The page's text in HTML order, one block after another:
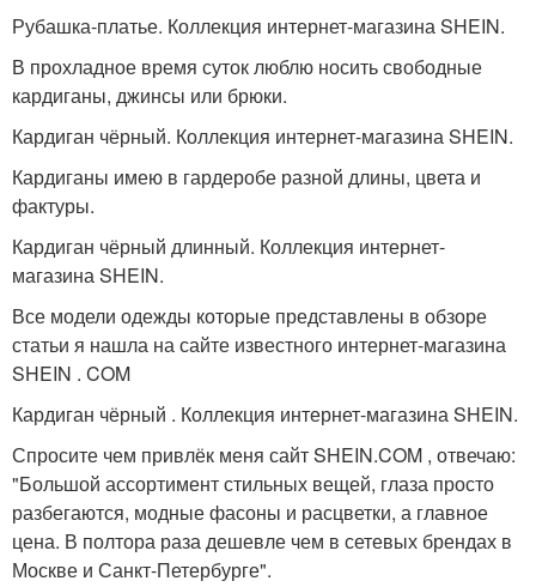
Рубашка-платье. Коллекция интернет-магазина SHEIN.
В прохладное время суток люблю носить свободные
кардиганы, джинсы или брюки.
Кардиган чёрный. Коллекция интернет-магазина SHEIN.
Кардиганы имею в гардеробе разной длины, цвета и
фактуры.
Кардиган чёрный длинный. Коллекция интернет-
магазина SHEIN.
Все модели одежды которые представлены в обзоре
статьи я нашла на сайте известного интернет-магазина
SHEIN . COM
Кардиган чёрный . Коллекция интернет-магазина SHEIN.
Спросите чем привлёк меня сайт SHEIN.COM , отвечаю:
"Большой ассортимент стильных вещей, глаза просто
разбегаются, модные фасоны и расцветки, а главное
цена. В полтора раза дешевле чем в сетевых брендах в
Москве и Санкт-Петербурге".